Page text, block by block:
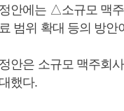
안에는 △소규모 맥
범위 확대 등의 방안
안은 소규모 맥주회
했다.